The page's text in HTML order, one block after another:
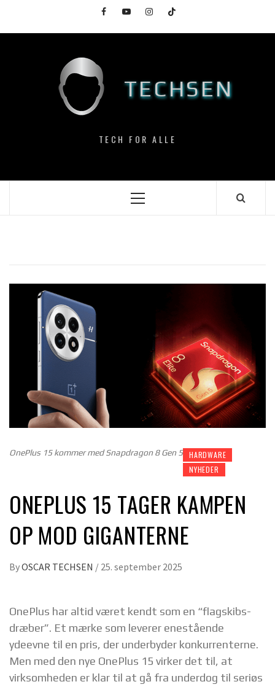
content
FacebookYouTubeInstagramTikTok
TECHSEN
TECH FOR ALLE
Primary
OnePlus 15 kommer med Snapdragon 8 Gen 5
HARDWARE
NYHEDER
ONEPLUS 15 TAGER KAMPEN
OP MOD GIGANTERNE
ByOSCAR TECHSEN / 25. september 2025
OnePlus har altid været kendt som en “flagskibs-
dræber”. Et mærke som leverer enestående
ydeevne til en pris, der underbyder konkurrenterne.
Men med den nye OnePlus 15 virker det til, at
virksomheden er klar til at gå fra underdog til seriøs